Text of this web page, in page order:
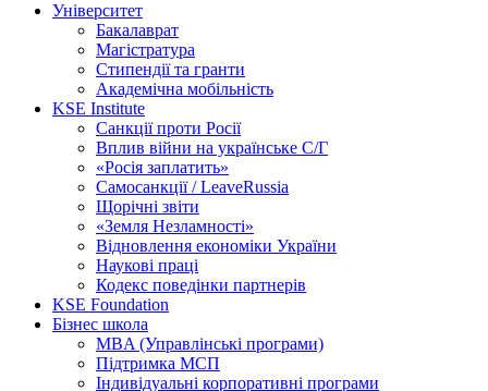
Університет
Бакалаврат
Магістратура
Стипендії та гранти
Академічна мобільність
KSE Institute
Санкції проти Росії
Вплив війни на українське С/Г
«Росія заплатить»
Самосанкції / LeaveRussia
Щорічні звіти
«Земля Незламності»
Відновлення економіки України
Наукові праці
Кодекс поведінки партнерів
KSE Foundation
Бізнес школа
MBA (Управлінські програми)
Підтримка МСП
Індивідуальні корпоративні програми